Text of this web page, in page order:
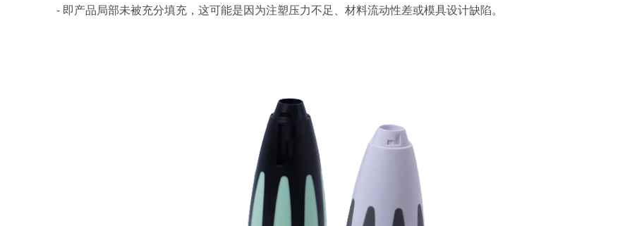
- 即产品局部未被充分填充，这可能是因为注塑压力不足、材料流动性差或模具设计缺陷。